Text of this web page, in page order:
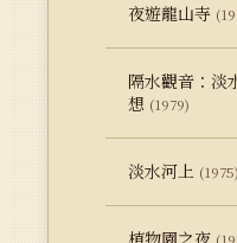
夜遊龍山寺
隔水觀音：淡
想 (1979)
淡水河上 (1975)
植物園之夜